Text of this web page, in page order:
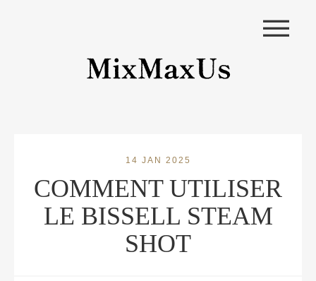
|||
14 JAN 2025
COMMENT UTILISER
LE BISSELL STEAM
SHOT